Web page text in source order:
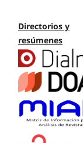
Directorios y
resúmenes